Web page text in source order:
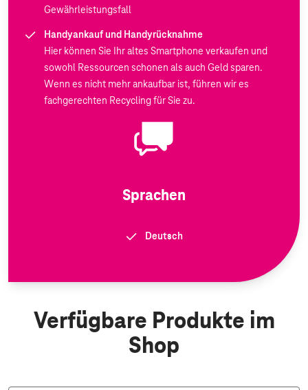
Gewährleistungsfall
Handyankauf und Handyrücknahme
Hier können Sie Ihr altes Smartphone verkaufen und
sowohl Ressourcen schonen als auch Geld sparen.
Wenn es nicht mehr ankaufbar ist, führen wir es
fachgerechten Recycling für Sie zu.
Sprachen
Deutsch
Verfügbare Produkte im
Shop